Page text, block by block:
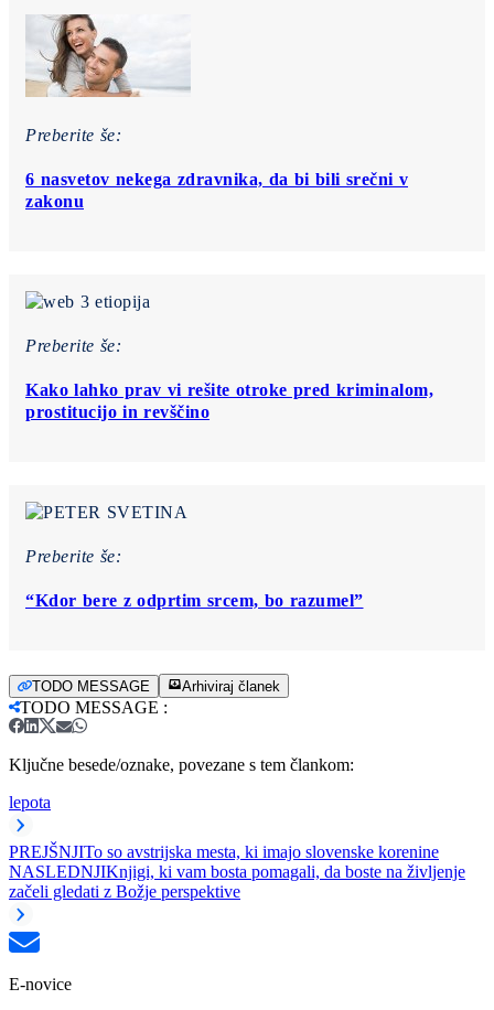
Preberite še:
6 nasvetov nekega zdravnika, da bi bili srečni v
zakonu
Preberite še:
Kako lahko prav vi rešite otroke pred kriminalom,
prostitucijo in revščino
Preberite še:
“Kdor bere z odprtim srcem, bo razumel”
TODO MESSAGE Arhiviraj članek
TODO MESSAGE :
Ključne besede/oznake, povezane s tem člankom:
lepota
PREJŠNJITo so avstrijska mesta, ki imajo slovenske korenine
NASLEDNJIKnjigi, ki vam bosta pomagali, da boste na življenje
začeli gledati z Božje perspektive
E-novice